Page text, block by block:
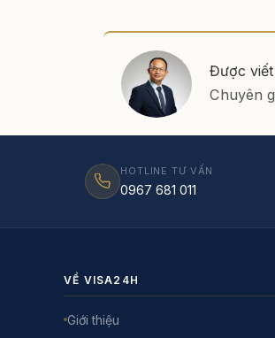
Được viết
Chuyên
HOTLINE TƯ VẤN
0967 681 011
VỀ VISA24H
Giới thiệu